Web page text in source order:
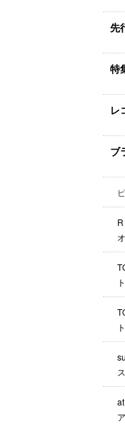
先
特
レ
ブ